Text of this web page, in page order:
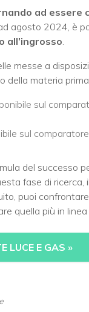
ad essere
agosto 2024, è
all’ingrosso
messe a
della materia
sul
sul
del successo
fase di ricerca,
puoi
quella più in
LUCE E GAS »